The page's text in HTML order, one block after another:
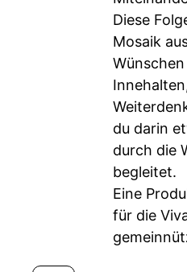
Diese
Mosaik
du darin
durch die
begleitet.
Eine
für die